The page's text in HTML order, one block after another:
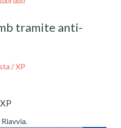
tramite anti-
/ XP